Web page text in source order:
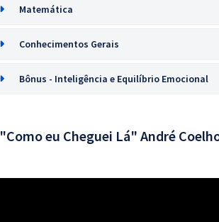
Matemática
Conhecimentos Gerais
Bônus - Inteligência e Equilíbrio Emocional
"Como eu Cheguei Lá" André